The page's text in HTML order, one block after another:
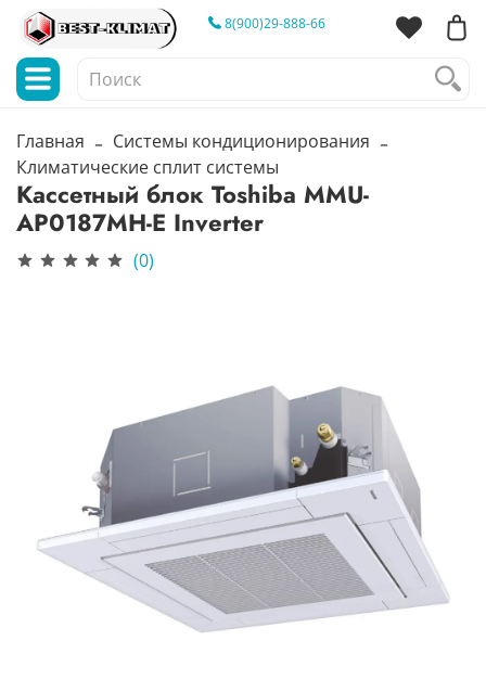
8(900)29-888-66
Главная
Системы кондиционирования
Климатические сплит системы
Кассетный блок Toshiba MMU-
AP0187MH-E Inverter
(0)